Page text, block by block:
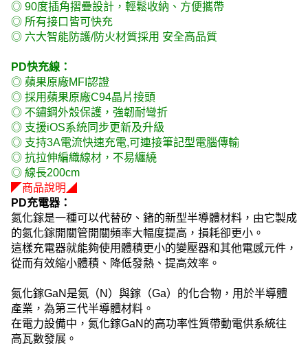
◎ 90度插角摺疊設計，輕鬆收納、方便攜帶
◎ 所有接口皆可快充
◎ 六大智能防護/防火材質採用 安全高品質
PD快充線：
◎ 蘋果原廠MFI認證
◎ 採用蘋果原廠C94晶片接頭
◎ 不鏽鋼外殼保護，強韌耐彎折
◎ 支援iOS系統同步更新及升級
◎ 支持3A電流快速充電,可連接筆記型電腦傳輸
◎ 抗拉伸編織線材，不易纏繞
◎ 線長200cm
◤商品說明◢
PD充電器：
氮化鎵是一種可以代替矽、鍺的新型半導體材料，由它製成
的氮化鎵開關管開關頻率大幅度提高，損耗卻更小。
這樣充電器就能夠使用體積更小的變壓器和其他電感元件，
從而有效縮小體積、降低發熱、提高效率。
氮化鎵GaN是氮（N）與鎵（Ga）的化合物，用於半導體
產業，為第三代半導體材料。
在電力設備中，氮化鎵GaN的高功率性質帶動電供系統往
高瓦數發展。